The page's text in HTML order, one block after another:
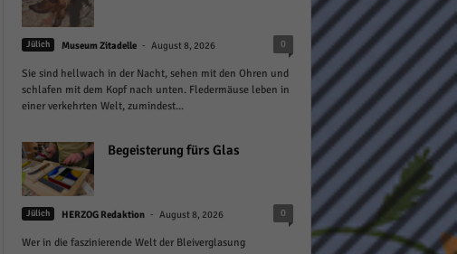
Jülich Museum Zitadelle - August 8, 2026 0
Sie sind hellwach in der Nacht, sehen mit den Ohren und
schlafen mit dem Kopf nach unten. Fledermäuse leben in
einer verkehrten Welt, zumindest...
Begeisterung fürs Glas
Jülich HERZOG Redaktion - August 8, 2026 0
Wer in die faszinierende Welt der Bleiverglasung
von ihnen
zu
Adressen), z.
Ihre
anzeigen
Zurück